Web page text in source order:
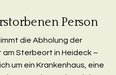
Person
die Abholung der
Sterbeort in Heideck –
um ein Krankenhaus, eine